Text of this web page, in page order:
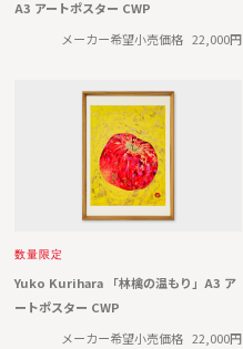
A3 アートポスター CWP
メーカー希望小売価格 22,000円
数量限定
Yuko Kurihara 「林檎の温もり」A3 ア
ートポスター CWP
メーカー希望小売価格 22,000円